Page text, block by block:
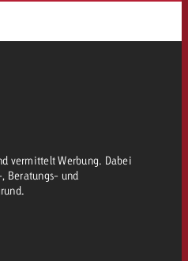
vermittelt Werbung. Dabei
Beratungs- und